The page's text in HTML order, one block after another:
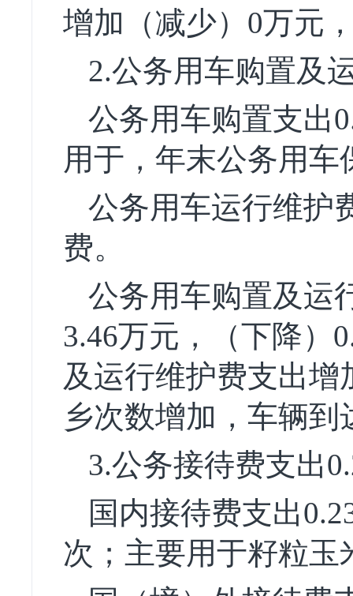
增加（减少）0万元
2.公务用车购置及
公务用车购置支出
用于，年末公务用车
公务用车运行维护
费。
公务用车购置及运
3.46万元，（下降）
及运行维护费支出增
乡次数增加，车辆
3.公务接待费支出
国内接待费支出
次；主要用于籽粒玉